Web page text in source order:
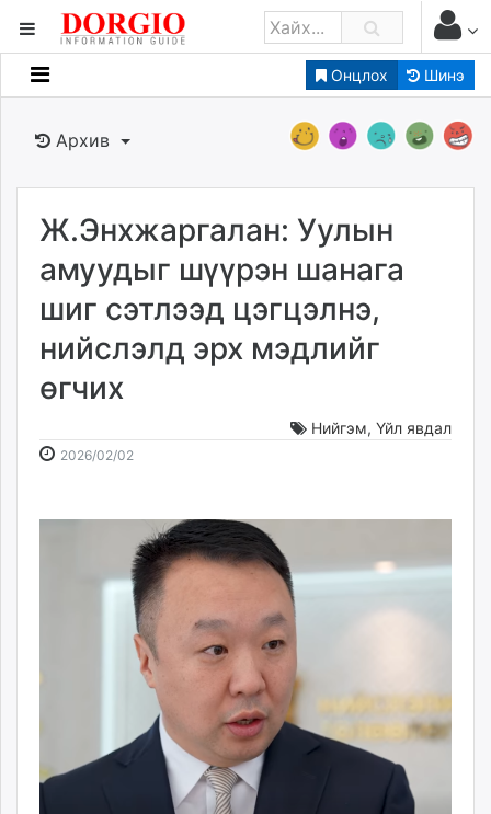
Онцлох Шинэ
Мэдээллийн
Банк санхүү
Бизнес ААН
Төрийн
dorgio.mn
Gogo.mn
news.mn
Baabar.mn
zuv.mn
Архив
Ж.Энхжаргалан: Уулын
амуудыг шүүрэн шанага
шиг сэтлээд цэгцэлнэ,
нийслэлд эрх мэдлийг
өгчих
Нийгэм, Үйл явдал
2026/02/02
13:57:18
10:09:21